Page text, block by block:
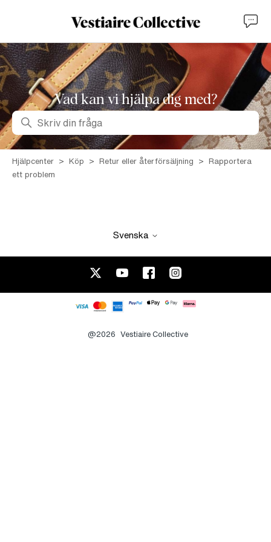
Vad kan vi hjälpa dig med?
Sök
Hjälpcenter Köp Retur eller återförsäljning
Rapportera
ett problem
Svenska
@2026 Vestiaire Collective